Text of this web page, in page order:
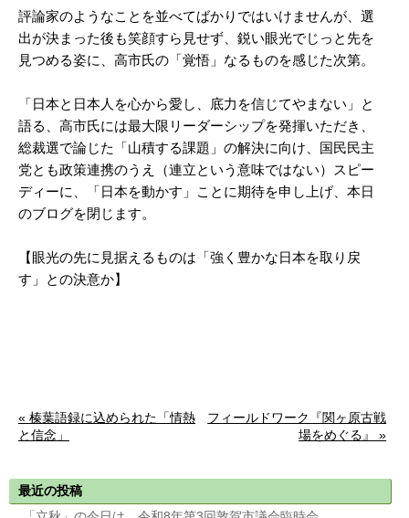
評論家のようなことを並べてばかりではいけませんが、選
出が決まった後も笑顔すら見せず、鋭い眼光でじっと先を
見つめる姿に、高市氏の「覚悟」なるものを感じた次第。
「日本と日本人を心から愛し、底力を信じてやまない」と
語る、高市氏には最大限リーダーシップを発揮いただき、
総裁選で論じた「山積する課題」の解決に向け、国民民主
党とも政策連携のうえ（連立という意味ではない）スピー
ディーに、「日本を動かす」ことに期待を申し上げ、本日
のブログを閉じます。
【眼光の先に見据えるものは「強く豊かな日本を取り戻
す」との決意か】
« 榛葉語録に込められた「情熱
と信念」
フィールドワーク『関ヶ原古戦
場をめぐる』 »
最近の投稿